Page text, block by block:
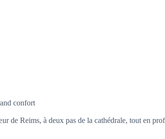
confort
de Reims, à deux pas de la cathédrale, tout en